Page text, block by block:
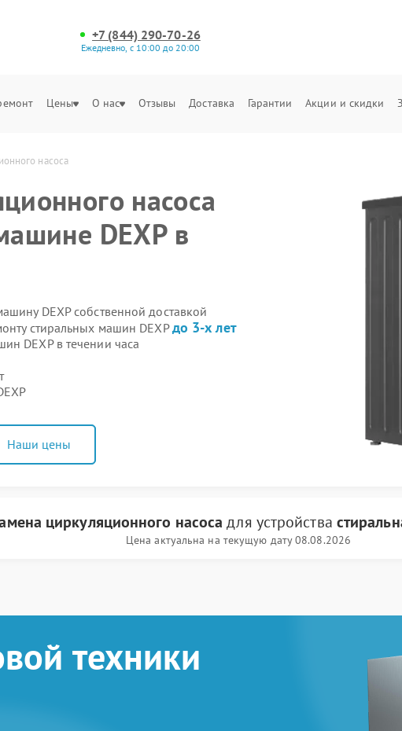
+7 (844) 290-70-26
Ежедневно, с 10:00 до 20:00
Цены О нас Отзывы Доставка Гарантии Акции и скидки
насоса
насоса
DEXP в
DEXP собственной доставкой
стиральных машин DEXPдо 3-х лет
DEXP в течении часа
Наши цены
циркуляционного насоса для устройства
Цена актуальна на текущую дату 08.08.2026
техники